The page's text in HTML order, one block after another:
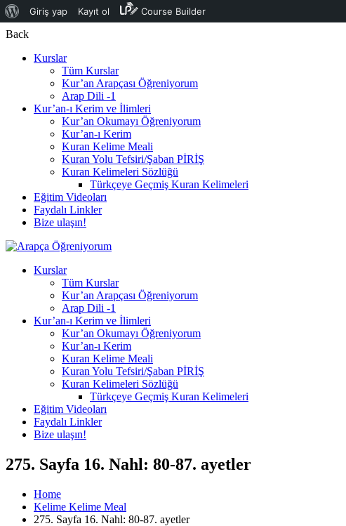
Giriş yap Kayıt ol Course Builder
Back
Kurslar
Tüm Kurslar
Kur’an Arapçası Öğreniyorum
Arap Dili -1
Kur’an-ı Kerim ve İlimleri
Kur’an Okumayı Öğreniyorum
Kur’an-ı Kerim
Kuran Kelime Meali
Kuran Yolu Tefsiri/Şaban PİRİŞ
Kuran Kelimeleri Sözlüğü
Türkçeye Geçmiş Kuran Kelimeleri
Eğitim Videoları
Faydalı Linkler
Bize ulaşın!
Kurslar
Tüm Kurslar
Kur’an Arapçası Öğreniyorum
Arap Dili -1
Kur’an-ı Kerim ve İlimleri
Kur’an Okumayı Öğreniyorum
Kur’an-ı Kerim
Kuran Kelime Meali
Kuran Yolu Tefsiri/Şaban PİRİŞ
Kuran Kelimeleri Sözlüğü
Türkçeye Geçmiş Kuran Kelimeleri
Eğitim Videoları
Faydalı Linkler
Bize ulaşın!
275. Sayfa 16. Nahl: 80-87. ayetler
Home
Kelime Kelime Meal
275. Sayfa 16. Nahl: 80-87. ayetler